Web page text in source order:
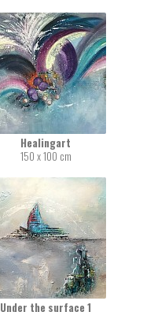
Healingart
150 x 100 cm
Under the surface 1